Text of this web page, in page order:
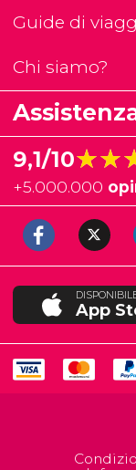
Guide di
Chi siamo?
9,1/10
+5.000.000
App